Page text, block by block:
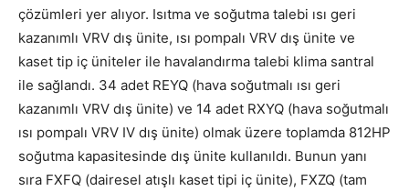
çözümleri yer alıyor. Isıtma ve soğutma talebi ısı geri
kazanımlı VRV dış ünite, ısı pompalı VRV dış ünite ve
kaset tip iç üniteler ile havalandırma talebi klima santral
ile sağlandı. 34 adet REYQ (hava soğutmalı ısı geri
kazanımlı VRV dış ünite) ve 14 adet RXYQ (hava soğutmalı
ısı pompalı VRV IV dış ünite) olmak üzere toplamda 812HP
soğutma kapasitesinde dış ünite kullanıldı. Bunun yanı
sıra FXFQ (dairesel atışlı kaset tipi iç ünite), FXZQ (tam